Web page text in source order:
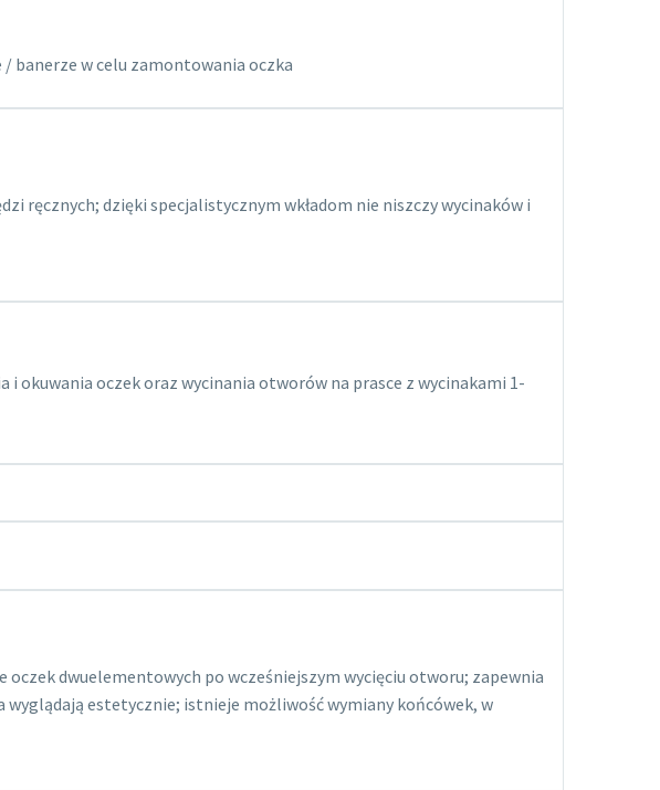
banerze w celu zamontowania oczka
ręcznych; dzięki specjalistycznym wkładom nie niszczy wycinaków i
i okuwania oczek oraz wycinania otworów na prasce z wycinakami 1-
dwuelementowych po wcześniejszym wycięciu otworu; zapewnia
wyglądają estetycznie; istnieje możliwość wymiany końcówek, w